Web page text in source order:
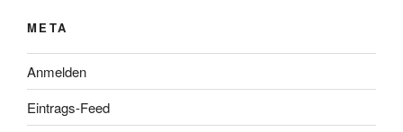
META
Anmelden
Eintrags-Feed